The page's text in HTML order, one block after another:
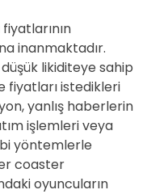
inanmaktadır.
likiditeye sahip
fiyatları istedikleri
yanlış haberlerin
işlemleri veya
yöntemlerle
coaster
oyuncuların